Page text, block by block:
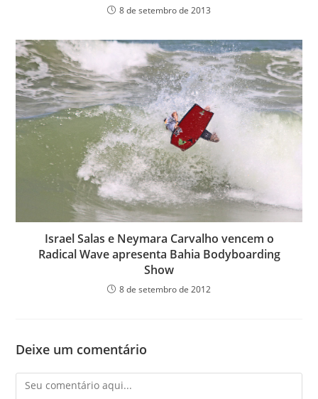
8 de setembro de 2013
Israel Salas e Neymara Carvalho vencem o
Radical Wave apresenta Bahia Bodyboarding
Show
8 de setembro de 2012
Deixe um comentário
Comentário